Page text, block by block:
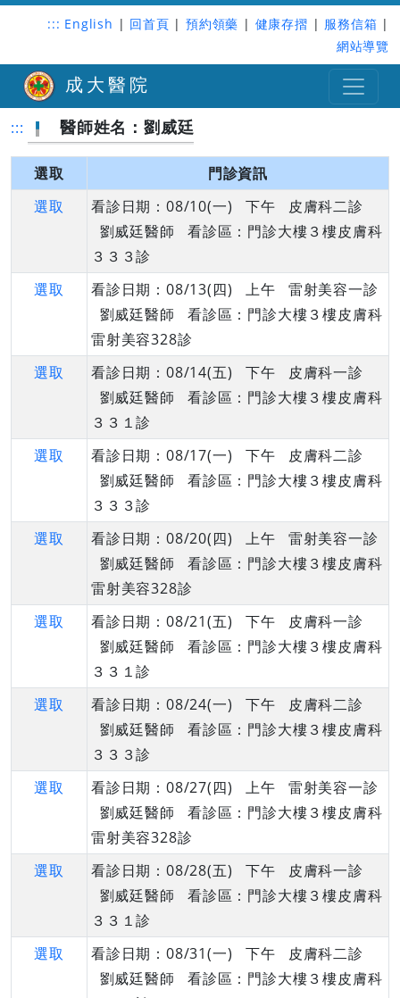
::: English | 回首頁 | 預約領藥 | 健康存摺 | 服務信箱 |
網站導覽
成大醫院
::: 醫師姓名：劉威廷
選取
門診資訊
選取
看診日期：08/10(一) 下午 皮膚科二診
劉威廷醫師 看診區：門診大樓３樓皮膚科
３３３診
選取
看診日期：08/13(四) 上午 雷射美容一診
劉威廷醫師 看診區：門診大樓３樓皮膚科
雷射美容328診
選取
看診日期：08/14(五) 下午 皮膚科一診
劉威廷醫師 看診區：門診大樓３樓皮膚科
３３１診
選取
看診日期：08/17(一) 下午 皮膚科二診
劉威廷醫師 看診區：門診大樓３樓皮膚科
３３３診
選取
看診日期：08/20(四) 上午 雷射美容一診
劉威廷醫師 看診區：門診大樓３樓皮膚科
雷射美容328診
選取
看診日期：08/21(五) 下午 皮膚科一診
劉威廷醫師 看診區：門診大樓３樓皮膚科
３３１診
選取
看診日期：08/24(一) 下午 皮膚科二診
劉威廷醫師 看診區：門診大樓３樓皮膚科
３３３診
選取
看診日期：08/27(四) 上午 雷射美容一診
劉威廷醫師 看診區：門診大樓３樓皮膚科
雷射美容328診
選取
看診日期：08/28(五) 下午 皮膚科一診
劉威廷醫師 看診區：門診大樓３樓皮膚科
３３１診
選取
看診日期：08/31(一) 下午 皮膚科二診
劉威廷醫師 看診區：門診大樓３樓皮膚科